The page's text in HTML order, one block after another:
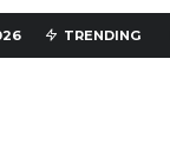
TRENDING